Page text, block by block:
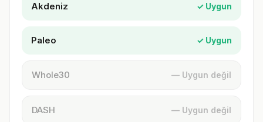
Akdeniz ✓ Uygun
Paleo ✓ Uygun
Whole30 — Uygun değil
DASH — Uygun değil